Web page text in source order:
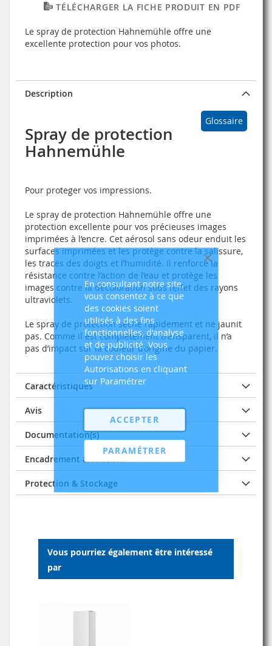
Fermer
En consultant notre site,
vous consentez à ce que
des cookies soient
utilisés à des fins
fonctionnelles, d'analyse
et de publicité. Vous
pouvez choisir les
Autorisations en cliquant
sur Paramétrer
ACCEPTER
PARAMÉTRER
TÉLÉCHARGER LA FICHE PRODUIT EN PDF
Le spray de protection Hahnemühle offre une
excellente protection pour vos photos.
Description
Glossaire
Spray de protection
Hahnemühle
Pour proteger vos impressions.
Le spray de protection Hahnemühle offre une
protection excellente pour vos précieuses images
imprimées à l’encre. Cet aérosol sans odeur enduit les
surfaces imprimées et les protège contre la salissure,
les traces des doigts et l’humidité. Il renforce la
résistance contre l’action de l’eau et protège les
images contre la décoloration sous l’effet des rayons
ultraviolets.
Le spray de protection sèche rapidement et ne jaunit
pas. Comme il est complètement transparent, il n’a
pas d’impact sur la couleur d’origine du papier.
Caractéristiques
Avis
Documentation(s)
Encadrement & Finition
Protection & Stockage
Vous pourriez également être intéressé
par